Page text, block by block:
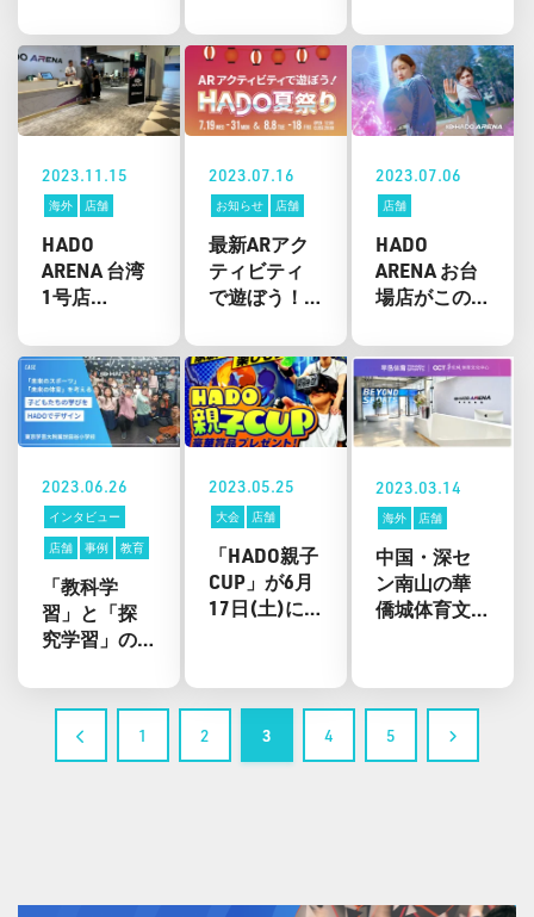
で対戦！
2023.11.15
海外 店舗
HADO
ARENA 台湾
1号店
ARENA
TAICHUNG】
がオープ
ン！
2023.07.16
お知らせ 店舗
最新ARアク
ティビティ
で遊ぼう！
り」アクア
シティお台
場で開催
中！
2023.07.06
店舗
HADO
ARENA お台
場店がこの
わる！ すべ
てのクラス
がメンバー
シップ制で
自由に受講
可能に！
2023.06.26
インタビュー
店舗
事例 教育
「教科学
習」と「探
究学習」の
つなぐ。 自
分の学びを
デザインで
きる子ども
2023.05.25
大会 店舗
「HADO親子
CUP」が6月
17日(土)に
2023.03.14
海外 店舗
中国・深セ
ン南山の華
僑城体育文
「HADO
ARENA 南山
華僑城館」
がオープ
1 2 3 4 5